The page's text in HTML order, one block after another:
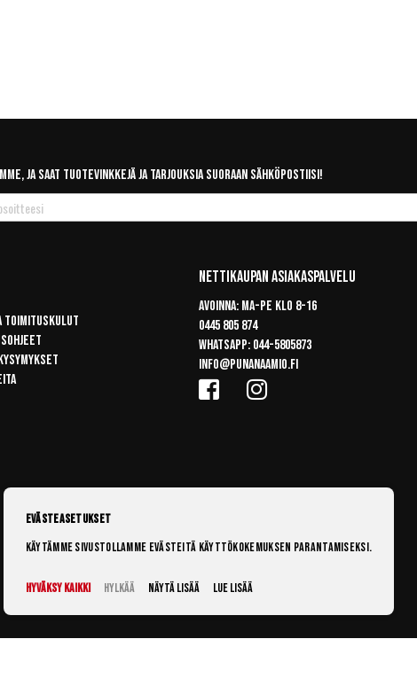
ja saat tuotevinkkejä ja tarjouksia suoraan sähköpostiisi!
toimituskulut
Nettikaupan Asiakaspalvelu
Avoinna: Ma-pe klo 8-16
0445 805 874
Whatsapp: 044-5805873
info@punanaamio.fi
Evästeasetukset
Käytämme sivustollamme evästeitä käyttökokemuksen parantamiseksi.
Hyväksy kaikki Hylkää Näytä lisää Lue lisää